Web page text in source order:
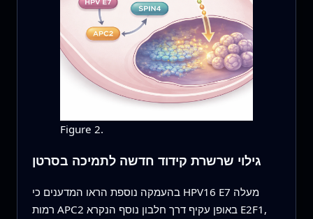
Figure 2.
גילוי שרשרת קידוד חדשה לתמיכה בסרטן
בהעמקה נוספת הראו המדענים כי HPV16 E7 מעלה
רמות APC2 באופן עקיף דרך חלבון נוסף הנקרא E2F1,